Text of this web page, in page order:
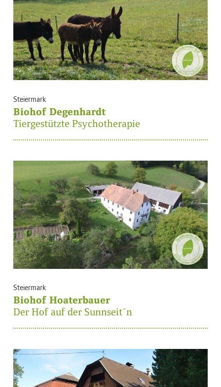
Steiermark
Biohof Degenhardt
Tiergestützte Psychotherapie
Steiermark
Biohof Hoaterbauer
Der Hof auf der Sunnseit´n